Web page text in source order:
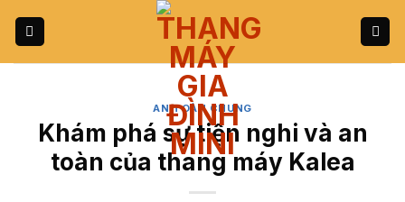
AN TOÀN CHUNG
Khám phá sự tiện nghi và an
toàn của thang máy Kalea